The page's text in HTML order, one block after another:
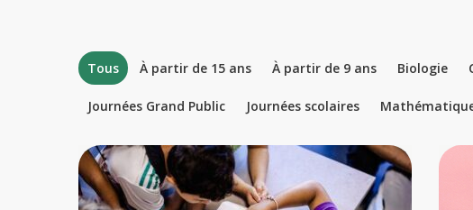
Tous À partir de 15 ans À partir de 9 ans Biologie
Journées Grand Public Journées scolaires